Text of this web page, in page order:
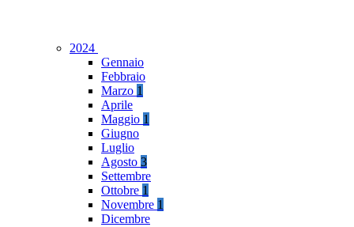
2024
Gennaio
Febbraio
Marzo 1
Aprile
Maggio 1
Giugno
Luglio
Agosto 3
Settembre
Ottobre 1
Novembre 1
Dicembre